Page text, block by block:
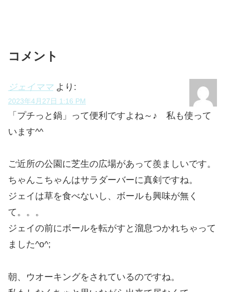
コメント
ジェイママ より:
2023年4月27日 1:16 PM
「プチっと鍋」って便利ですよね～♪ 私も使って
います^^
ご近所の公園に芝生の広場があって羨ましいです。
ちゃんこちゃんはサラダーバーに真剣ですね。
ジェイは草を食べないし、ボールも興味が無く
て。。。
ジェイの前にボールを転がすと溜息つかれちゃって
ました^o^;
朝、ウオーキングをされているのですね。